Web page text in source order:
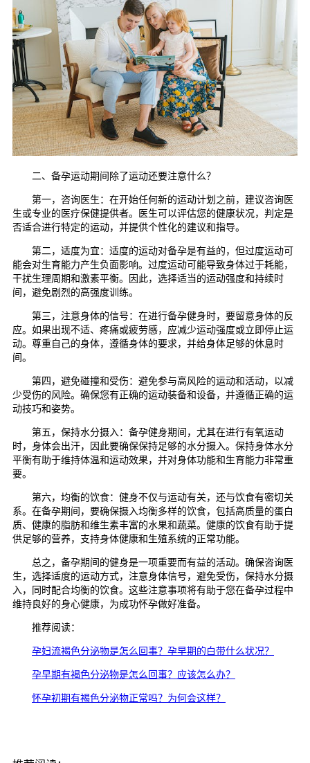
二、备孕运动期间除了运动还要注意什么？
第一，咨询医生：在开始任何新的运动计划之前，建议咨询医
生或专业的医疗保健提供者。医生可以评估您的健康状况，判定是
否适合进行特定的运动，并提供个性化的建议和指导。
第二，适度为宜：适度的运动对备孕是有益的，但过度运动可
能会对生育能力产生负面影响。过度运动可能导致身体过于耗能，
干扰生理周期和激素平衡。因此，选择适当的运动强度和持续时
间，避免剧烈的高强度训练。
第三，注意身体的信号：在进行备孕健身时，要留意身体的反
应。如果出现不适、疼痛或疲劳感，应减少运动强度或立即停止运
动。尊重自己的身体，遵循身体的要求，并给身体足够的休息时
间。
第四，避免碰撞和受伤：避免参与高风险的运动和活动，以减
少受伤的风险。确保您有正确的运动装备和设备，并遵循正确的运
动技巧和姿势。
第五，保持水分摄入：备孕健身期间，尤其在进行有氧运动
时，身体会出汗，因此要确保保持足够的水分摄入。保持身体水分
平衡有助于维持体温和运动效果，并对身体功能和生育能力非常重
要。
第六，均衡的饮食：健身不仅与运动有关，还与饮食有密切关
系。在备孕期间，要确保摄入均衡多样的饮食，包括高质量的蛋白
质、健康的脂肪和维生素丰富的水果和蔬菜。健康的饮食有助于提
供足够的营养，支持身体健康和生殖系统的正常功能。
总之，备孕期间的健身是一项重要而有益的活动。确保咨询医
生，选择适度的运动方式，注意身体信号，避免受伤，保持水分摄
入，同时配合均衡的饮食。这些注意事项将有助于您在备孕过程中
维持良好的身心健康，为成功怀孕做好准备。
推荐阅读：
孕妇流褐色分泌物是怎么回事？孕早期的白带什么状况？
孕早期有褐色分泌物是怎么回事？应该怎么办？
怀孕初期有褐色分泌物正常吗？为何会这样？